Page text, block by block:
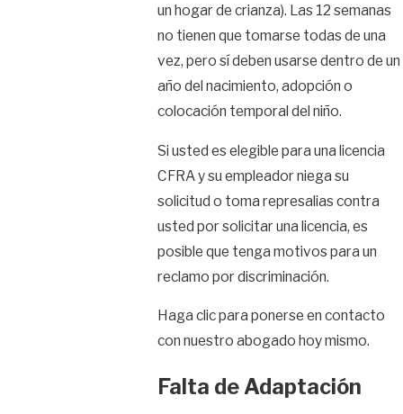
un hogar de crianza). Las 12 semanas
no tienen que tomarse todas de una
vez, pero sí deben usarse dentro de un
año del nacimiento, adopción o
colocación temporal del niño.
Si usted es elegible para una licencia
CFRA y su empleador niega su
solicitud o toma represalias contra
usted por solicitar una licencia, es
posible que tenga motivos para un
reclamo por discriminación.
Haga clic para ponerse en contacto
con nuestro abogado hoy mismo.
Falta de Adaptación